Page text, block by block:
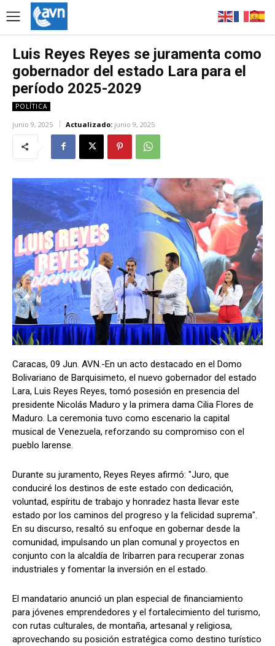
Luis Reyes Reyes se juramenta como
gobernador del estado Lara para el
período 2025-2029
POLÍTICA
junio 9, 2025 Actualizado: junio 9, 2025
Caracas, 09 Jun. AVN.-En un acto destacado en el Domo
Bolivariano de Barquisimeto, el nuevo gobernador del estado
Lara, Luis Reyes Reyes, tomó posesión en presencia del
presidente Nicolás Maduro y la primera dama Cilia Flores de
Maduro. La ceremonia tuvo como escenario la capital
musical de Venezuela, reforzando su compromiso con el
pueblo larense.
Durante su juramento, Reyes Reyes afirmó: "Juro, que
conduciré los destinos de este estado con dedicación,
voluntad, espíritu de trabajo y honradez hasta llevar este
estado por los caminos del progreso y la felicidad suprema".
En su discurso, resaltó su enfoque en gobernar desde la
comunidad, impulsando un plan comunal y proyectos en
conjunto con la alcaldía de Iribarren para recuperar zonas
industriales y fomentar la inversión en el estado.
El mandatario anunció un plan especial de financiamiento
para jóvenes emprendedores y el fortalecimiento del turismo,
con rutas culturales, de montaña, artesanal y religiosa,
aprovechando su posición estratégica como destino turístico